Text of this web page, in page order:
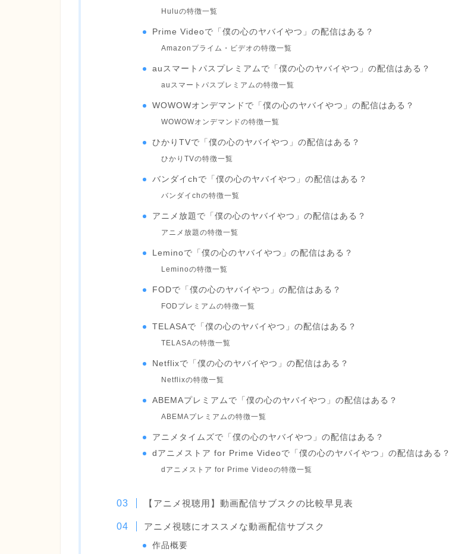
Huluの特徴一覧
Prime Videoで「僕の心のヤバイやつ」の配信はある？
Amazonプライム・ビデオの特徴一覧
auスマートパスプレミアムで「僕の心のヤバイやつ」の配信はある？
auスマートパスプレミアムの特徴一覧
WOWOWオンデマンドで「僕の心のヤバイやつ」の配信はある？
WOWOWオンデマンドの特徴一覧
ひかりTVで「僕の心のヤバイやつ」の配信はある？
ひかりTVの特徴一覧
バンダイchで「僕の心のヤバイやつ」の配信はある？
バンダイchの特徴一覧
アニメ放題で「僕の心のヤバイやつ」の配信はある？
アニメ放題の特徴一覧
Leminoで「僕の心のヤバイやつ」の配信はある？
Leminoの特徴一覧
FODで「僕の心のヤバイやつ」の配信はある？
FODプレミアムの特徴一覧
TELASAで「僕の心のヤバイやつ」の配信はある？
TELASAの特徴一覧
Netflixで「僕の心のヤバイやつ」の配信はある？
Netflixの特徴一覧
ABEMAプレミアムで「僕の心のヤバイやつ」の配信はある？
ABEMAプレミアムの特徴一覧
アニメタイムズで「僕の心のヤバイやつ」の配信はある？
dアニメストア for Prime Videoで「僕の心のヤバイやつ」の配信はある？
dアニメストア for Prime Videoの特徴一覧
【アニメ視聴用】動画配信サブスクの比較早見表
アニメ視聴にオススメな動画配信サブスク
作品概要